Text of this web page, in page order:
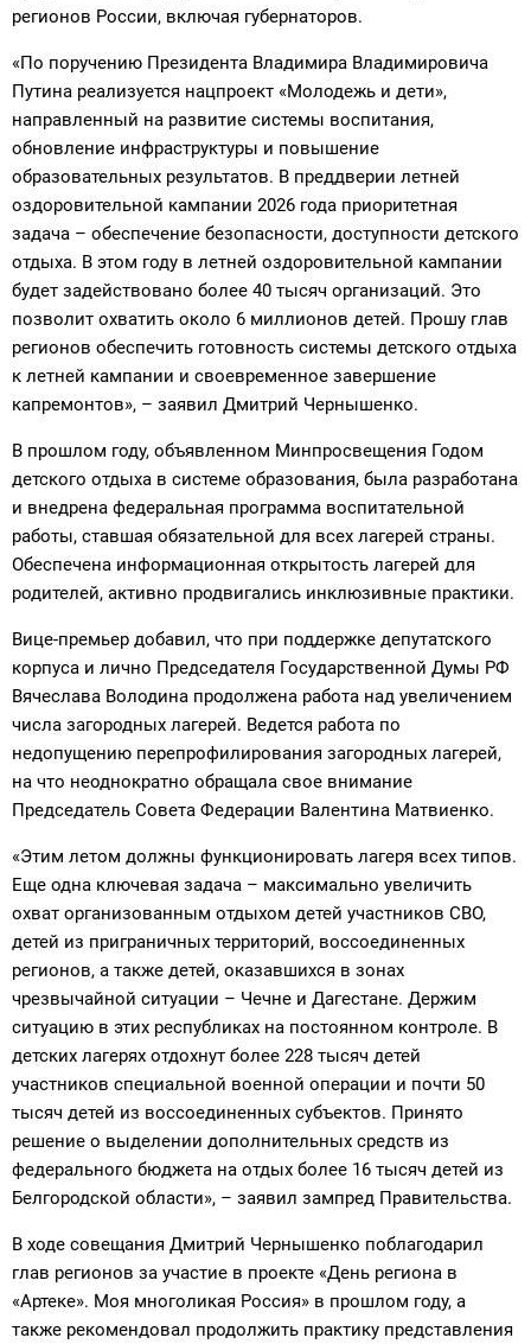
регионов России, включая губернаторов.
«По поручению Президента Владимира Владимировича
Путина реализуется нацпроект «Молодежь и дети»,
направленный на развитие системы воспитания,
обновление инфраструктуры и повышение
образовательных результатов. В преддверии летней
оздоровительной кампании 2026 года приоритетная
задача – обеспечение безопасности, доступности детского
отдыха. В этом году в летней оздоровительной кампании
будет задействовано более 40 тысяч организаций. Это
позволит охватить около 6 миллионов детей. Прошу глав
регионов обеспечить готовность системы детского отдыха
к летней кампании и своевременное завершение
капремонтов», – заявил Дмитрий Чернышенко.
В прошлом году, объявленном Минпросвещения Годом
детского отдыха в системе образования, была разработана
и внедрена федеральная программа воспитательной
работы, ставшая обязательной для всех лагерей страны.
Обеспечена информационная открытость лагерей для
родителей, активно продвигались инклюзивные практики.
Вице-премьер добавил, что при поддержке депутатского
корпуса и лично Председателя Государственной Думы РФ
Вячеслава Володина продолжена работа над увеличением
числа загородных лагерей. Ведется работа по
недопущению перепрофилирования загородных лагерей,
на что неоднократно обращала свое внимание
Председатель Совета Федерации Валентина Матвиенко.
«Этим летом должны функционировать лагеря всех типов.
Еще одна ключевая задача – максимально увеличить
охват организованным отдыхом детей участников СВО,
детей из приграничных территорий, воссоединенных
регионов, а также детей, оказавшихся в зонах
чрезвычайной ситуации – Чечне и Дагестане. Держим
ситуацию в этих республиках на постоянном контроле. В
детских лагерях отдохнут более 228 тысяч детей
участников специальной военной операции и почти 50
тысяч детей из воссоединенных субъектов. Принято
решение о выделении дополнительных средств из
федерального бюджета на отдых более 16 тысяч детей из
Белгородской области», – заявил зампред Правительства.
В ходе совещания Дмитрий Чернышенко поблагодарил
глав регионов за участие в проекте «День региона в
«Артеке». Моя многоликая Россия» в прошлом году, а
также рекомендовал продолжить практику представления